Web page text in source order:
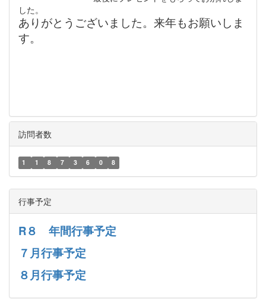
した。
ありがとうございました。来年もお願いしま
す。
訪問者数
1 1 8 7 3 6 0 8
行事予定
R８ 年間行事予定
７月行事予定
８月行事予定